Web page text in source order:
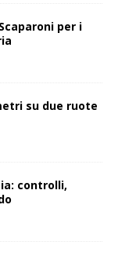
per i
su due ruote
controlli,